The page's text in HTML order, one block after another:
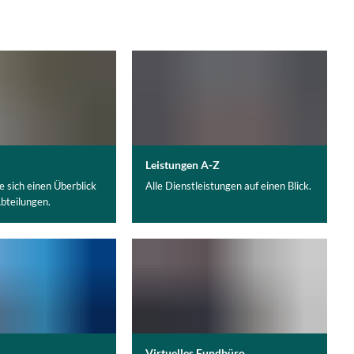
sich einen Überblick
Leistungen A-Z
Alle Dienstleistungen auf einen Blick.